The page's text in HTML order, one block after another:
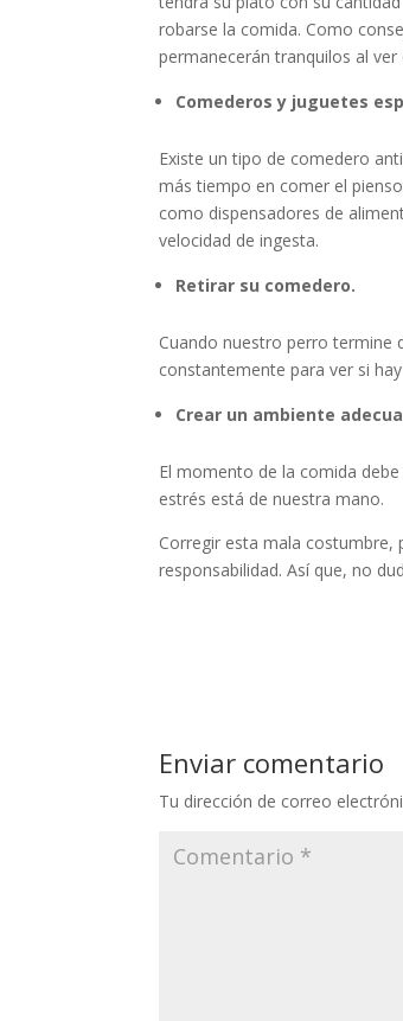
robarse la comida. Como
permanecerán tranquilos al
Comederos y juguetes
Existe un tipo de comedero
más tiempo en comer el
como dispensadores de
velocidad de ingesta.
Retirar su comedero.
Cuando nuestro perro termine
constantemente para ver si
Crear un ambiente
El momento de la comida
estrés está de nuestra mano.
Corregir esta mala costumbre,
responsabilidad. Así que, no
Enviar comentario
Tu dirección de correo